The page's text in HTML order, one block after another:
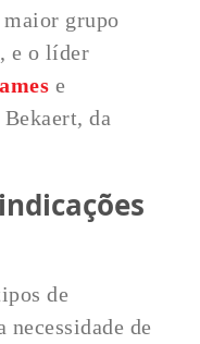
grupo
e o líder
e
da
de
necessidade de